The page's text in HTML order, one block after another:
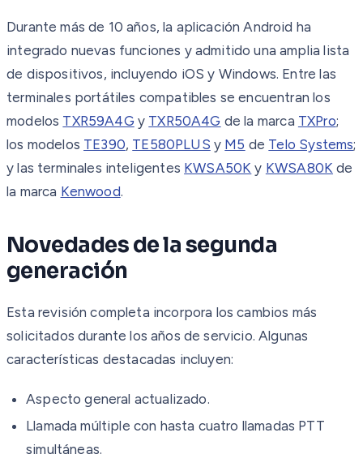
Durante más de 10 años, la aplicación Android ha
integrado nuevas funciones y admitido una amplia lista
de dispositivos, incluyendo iOS y Windows. Entre las
terminales portátiles compatibles se encuentran los
modelos TXR59A4G y TXR50A4G de la marca TXPro;
los modelos TE390, TE580PLUS y M5 de Telo Systems;
y las terminales inteligentes KWSA50K y KWSA80K de
la marca Kenwood.
Novedades de la segunda
generación
Esta revisión completa incorpora los cambios más
solicitados durante los años de servicio. Algunas
características destacadas incluyen:
Aspecto general actualizado.
Llamada múltiple con hasta cuatro llamadas PTT
simultáneas.